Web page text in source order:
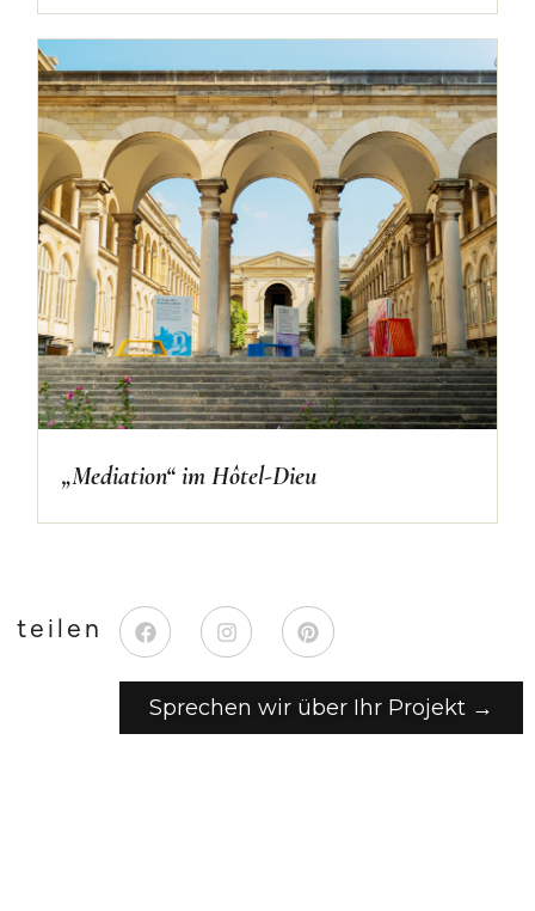
„Mediation“ im Hôtel-Dieu
teilen
Sprechen wir über Ihr Projekt →